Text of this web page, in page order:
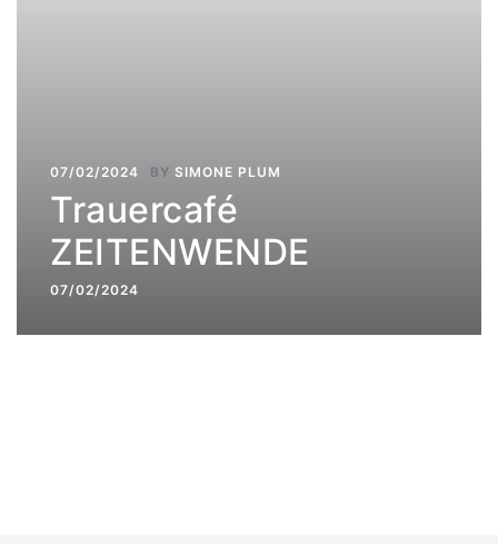
07/02/2024 BY SIMONE PLUM
Trauercafé
ZEITENWENDE
07/02/2024